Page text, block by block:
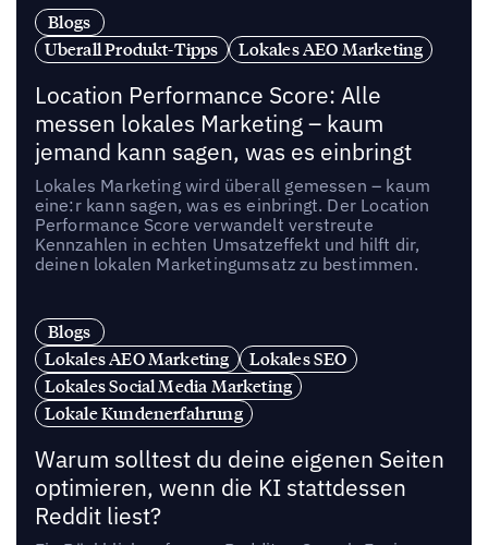
Blogs
Uberall Produkt-Tipps
Lokales AEO Marketing
Location Performance Score: Alle
messen lokales Marketing – kaum
jemand kann sagen, was es einbringt
Lokales Marketing wird überall gemessen – kaum
eine:r kann sagen, was es einbringt. Der Location
Performance Score verwandelt verstreute
Kennzahlen in echten Umsatzeffekt und hilft dir,
deinen lokalen Marketingumsatz zu bestimmen.
Blogs
Lokales AEO Marketing
Lokales SEO
Lokales Social Media Marketing
Lokale Kundenerfahrung
Warum solltest du deine eigenen Seiten
optimieren, wenn die KI stattdessen
Reddit liest?